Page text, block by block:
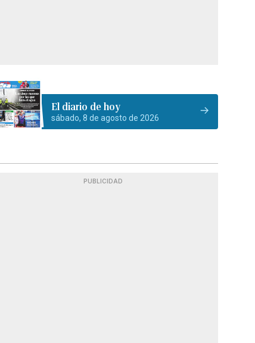
El diario de hoy
sábado, 8 de agosto de 2026
PUBLICIDAD